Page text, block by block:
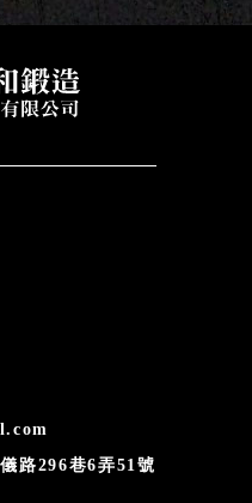
路296巷6弄51號